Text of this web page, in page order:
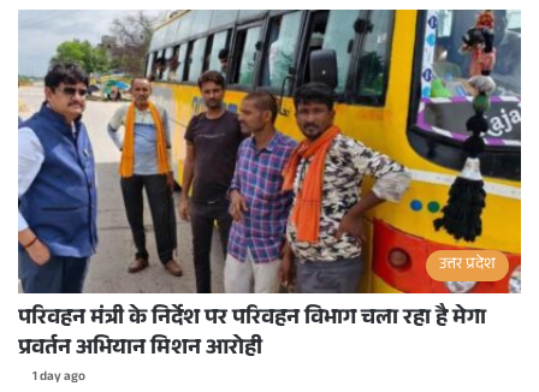
उत्तर प्रदेश
परिवहन मंत्री के निर्देश पर परिवहन विभाग चला रहा है मेगा
प्रवर्तन अभियान मिशन आरोही
1 day ago